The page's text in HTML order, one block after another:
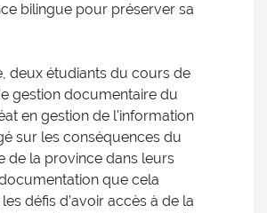
bilingue pour préserver sa
deux étudiants du cours de
gestion documentaire du
en gestion de l'information
sur les conséquences du
de la province dans leurs
que cela
défis d’avoir accès à de la